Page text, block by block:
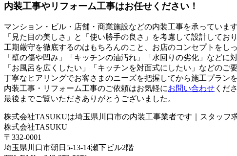
内装工事やリフォーム工事はお任せください！
マンション・ビル・店舗・商業施設などの内装工事を承っています
「見た目の美しさ」と「使い勝手の良さ」を考慮して設計しており
工期厳守を徹底するのはもちろんのこと、お店のコンセプトをし
「壁の傷や凹み」「キッチンの油汚れ」「水回りの劣化」などに
「お風呂を広くしたい」「キッチンを対面式にしたい」などのご
丁寧なヒアリングでお客さまのニーズを把握してから施工プラン
内装工事・リフォーム工事のご依頼はお気軽にお問い合わせ くだ
最後までご覧いただきありがとうございました。
株式会社TASUKUは埼玉県川口市の内装工事業者です｜スタッフ
株式会社TASUKU
〒332-0001
埼玉県川口市朝日5-13-14瀬下ビル2階